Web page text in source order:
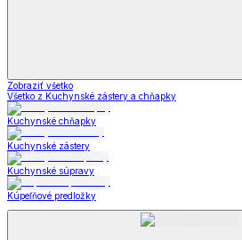
Zobraziť všetko
Všetko z Kuchynské zástery a chňapky
Kuchynské chňapky
Kuchynské zástery
Kuchynské súpravy
Kúpeľňové predložky